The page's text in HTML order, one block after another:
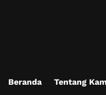
Beranda Tentang